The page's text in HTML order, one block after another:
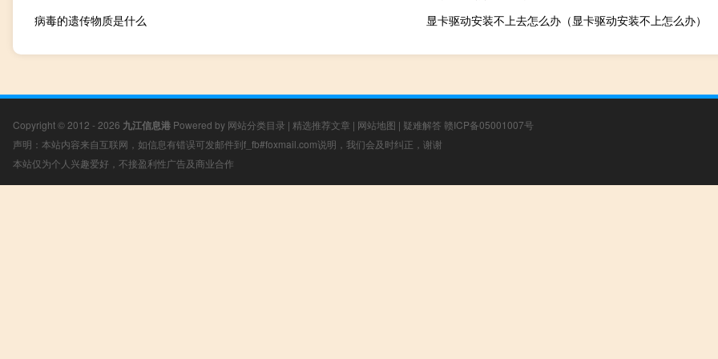
病毒的遗传物质是什么
显卡驱动安装不上去怎么办（显卡驱动安装不上怎么办）
Copyright © 2012 - 2026 九江信息港 Powered by 网站分类目录 | 精选推荐文章 | 网站地图 | 疑难解答 赣ICP备05001007号
声明：本站内容来自互联网，如信息有错误可发邮件到f_fb#foxmail.com说明，我们会及时纠正，谢谢
本站仅为个人兴趣爱好，不接盈利性广告及商业合作